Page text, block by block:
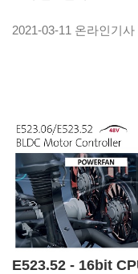
2021-03-11 온라인기사
E523.52 - 16bit